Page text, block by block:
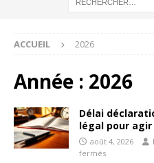
ACCUEIL 2026
Année : 2026
Délai
légal pour agir
août 4, 2026
fermés